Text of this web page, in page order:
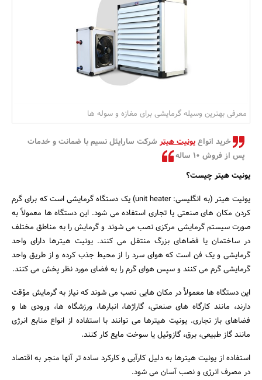
مسکن و ساختمان
معرفی بهترین وسیله گرمایشی برای مغازه و سوله ها
خرید انواعیونیت هیتر شرکت سارایئل نسیم با ضمانت و خدمات
پس از فروش 10 ساله
یونیت هیتر چیست؟
یونیت هیتر (به انگلیسی: unit heater) یک دستگاه گرمایشی است که برای گرم
کردن مکان های صنعتی یا تجاری استفاده می شود. این دستگاه ها معمولاً به
صورت سیستم گرمایشی مرکزی نصب می شوند و گرمایش را به مناطق مختلف
در ساختمان یا فضاهای بزرگ منتقل می کنند. یونیت هیترها دارای واحد
گرمایشی و یک فن است که هوای سرد را از محیط جذب کرده و از طریق واحد
گرمایشی گرم می کنند و سپس هوای گرم را به فضای مورد نظر پخش می کنند.
این دستگاه ها معمولاً در مکان هایی نصب می شوند که نیاز به گرمایش مؤقت
دارند، مانند کارگاه های صنعتی، گاراژها، انبارها، ورزشگاه ها، ورودی ها و
فضاهای باز تجاری. یونیت هیترها می توانند با استفاده از انواع منابع انرژی
مانند گاز طبیعی، برق، گازوئیل یا سوخت مایع کار کنند.
استفاده از یونیت هیترها به دلیل کارآیی و کارکرد ساده تر آنها منجر به اقتصاد
در مصرف انرژی و نصب آسان می شود.